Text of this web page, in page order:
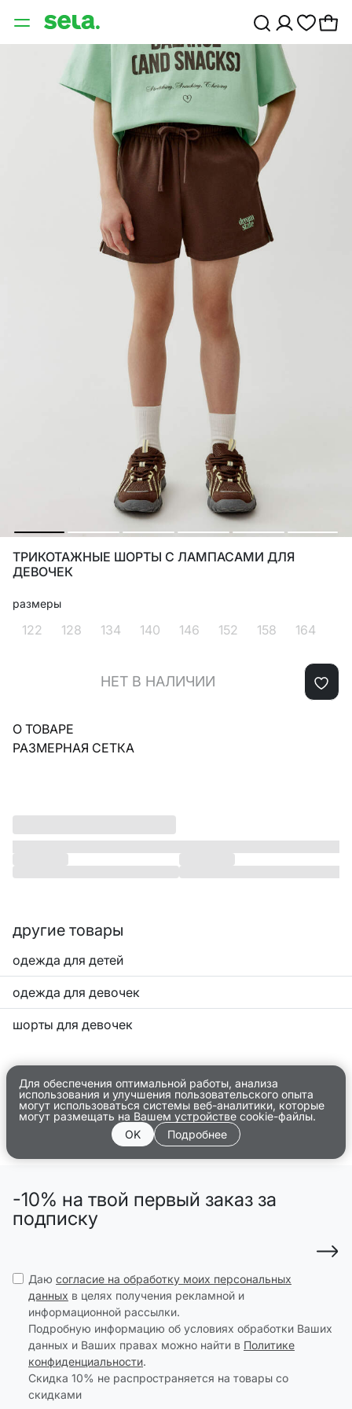
ТРИКОТАЖНЫЕ ШОРТЫ С ЛАМПАСАМИ ДЛЯ
ДЕВОЧЕК
размеры
122 128 134 140 146 152 158 164
НЕТ В НАЛИЧИИ
О ТОВАРЕ
РАЗМЕРНАЯ СЕТКА
другие товары
одежда для детей
одежда для девочек
шорты для девочек
Для обеспечения оптимальной работы, анализа
использования и улучшения пользовательского опыта
могут использоваться системы веб-аналитики, которые
могут размещать на Вашем устройстве cookie-файлы.
OK
Подробнее
-10% на твой первый заказ за
подписку
Даю согласие на обработку моих персональных
данных в целях получения рекламной и
информационной рассылки.
Подробную информацию об условиях обработки Ваших
данных и Ваших правах можно найти в Политике
конфиденциальности.
Скидка 10% не распространяется на товары со
скидками